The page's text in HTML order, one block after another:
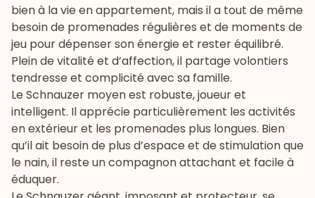
bien à la vie en appartement, mais il a tout de même
besoin de promenades régulières et de moments de
jeu pour dépenser son énergie et rester équilibré.
Plein de vitalité et d’affection, il partage volontiers
tendresse et complicité avec sa famille.
Le Schnauzer moyen est robuste, joueur et
intelligent. Il apprécie particulièrement les activités
en extérieuret les promenades plus longues. Bien
qu’il ait besoin de plus d’espace et de stimulation que
le nain, il reste un compagnon attachant et facile à
éduquer.